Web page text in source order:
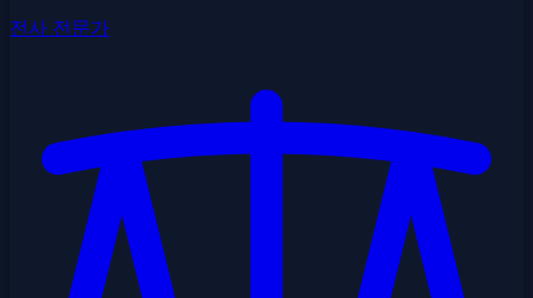
전사 전문가